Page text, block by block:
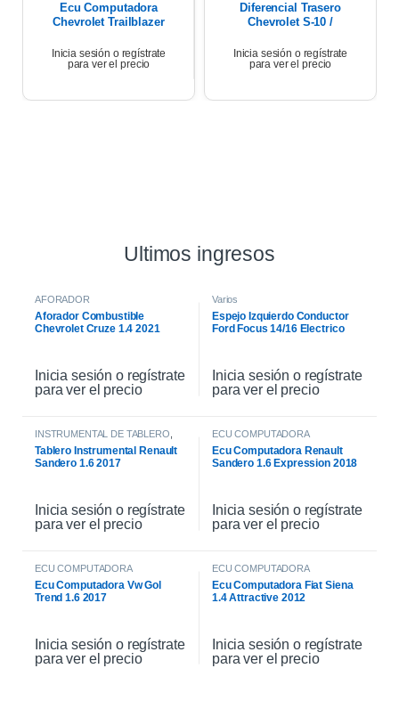
Ecu Computadora
Chevrolet Trailblazer
Inicia sesión o regístrate
para ver el precio
Diferencial Trasero
Chevrolet S-10 /
Inicia sesión o regístrate
para ver el precio
Ultimos ingresos
AFORADOR
Aforador Combustible
Chevrolet Cruze 1.4 2021
Inicia sesión o regístrate
para ver el precio
Varios
Espejo Izquierdo Conductor
Ford Focus 14/16 Electrico
Inicia sesión o regístrate
para ver el precio
INSTRUMENTAL DE TABLERO
Tablero Instrumental Renault
Sandero 1.6 2017
Inicia sesión o regístrate
para ver el precio
ECU COMPUTADORA
Ecu Computadora Renault
Sandero 1.6 Expression 2018
Inicia sesión o regístrate
para ver el precio
ECU COMPUTADORA
Ecu Computadora Vw Gol
Trend 1.6 2017
Inicia sesión o regístrate
para ver el precio
ECU COMPUTADORA
Ecu Computadora Fiat Siena
1.4 Attractive 2012
Inicia sesión o regístrate
para ver el precio